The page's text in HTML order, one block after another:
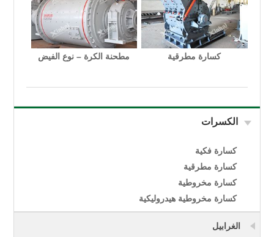
كسارة مطرقية مطحنة الكرة – نوع الفيض
الكسرات
كسارة فكية
كسارة مطرقية
كسارة مخروطية
كسارة مخروطية هيدروليكية
الغرابيل